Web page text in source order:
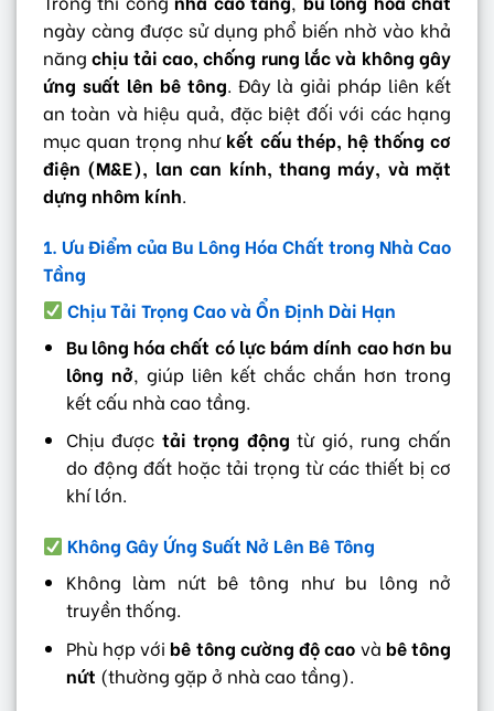
ngày càng được sử dụng phổ biến nhờ vào khả
năngchịu tải cao, chống rung lắc và không gây
ứng suất lên bê tông. Đây là giải pháp liên kết
an toàn và hiệu quả, đặc biệt đối với các hạng
mục quan trọng như kết cấu thép, hệ thống cơ
điện (M&E), lan can kính, thang máy, và mặt
dựng nhôm kính.
1. Ưu Điểm của Bu Lông Hóa Chất trong Nhà Cao
Tầng
Chịu Tải Trọng Cao và Ổn Định Dài Hạn
Bu lông hóa chất có lực bám dính cao hơn bu
lông nở, giúp liên kết chắc chắn hơn trong
kết cấu nhà cao tầng.
Chịu được tải trọng động từ gió, rung chấn
do động đất hoặc tải trọng từ các thiết bị cơ
khí lớn.
Không Gây Ứng Suất Nở Lên Bê Tông
Không làm nứt bê tông như bu lông nở
truyền thống.
Phù hợp vớibê tông cường độ cao và bê tông
nứt (thường gặp ở nhà cao tầng).